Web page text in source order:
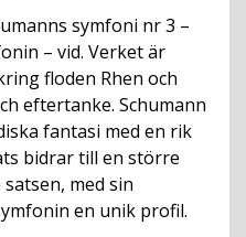
symfoni nr 3 –
– vid. Verket är
floden Rhen och
eftertanke. Schumann
fantasi med en rik
bidrar till en större
med sin
en unik profil.